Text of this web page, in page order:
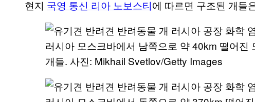
현지 국영 통신 리아 노보스티에 따르면 구조된 개들
러시아 모스크바에서 남쪽으로 약 40km 떨어진
개들. 사진: Mikhail Svetlov/Getty Images